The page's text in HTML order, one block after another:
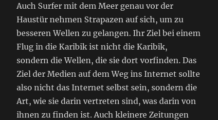
Auch Surfer mit dem Meer genau vor der
Haustür nehmen Strapazen auf sich, um zu
besseren Wellen zu gelangen. Ihr Ziel bei einem
Flug in die Karibik ist nicht die Karibik,
sondern die Wellen, die sie dort vorfinden. Das
Ziel der Medien auf dem Weg ins Internet sollte
also nicht das Internet selbst sein, sondern die
Art, wie sie darin vertreten sind, was darin von
ihnen zu finden ist. Auch kleinere Zeitungen